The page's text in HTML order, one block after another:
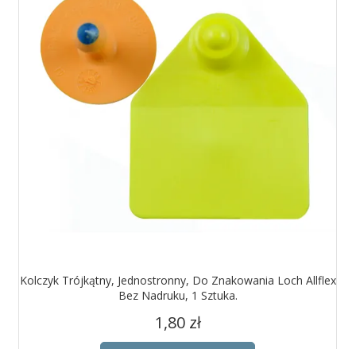
Kolczyk Trójkątny, Jednostronny, Do Znakowania Loch Allflex
Bez Nadruku, 1 Sztuka.
Cena
1,80 zł